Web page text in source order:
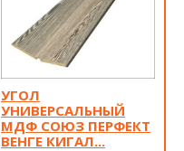
УГОЛ
УНИВЕРСАЛЬНЫЙ
МДФ СОЮЗ ПЕРФЕКТ
ВЕНГЕ КИГАЛ...